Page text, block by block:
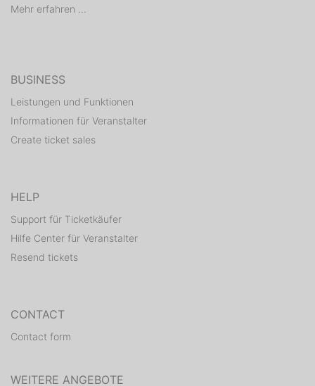
Mehr erfahren ...
BUSINESS
Leistungen und Funktionen
Informationen für Veranstalter
Create ticket sales
HELP
Support für Ticketkäufer
Hilfe Center für Veranstalter
Resend tickets
CONTACT
Contact form
WEITERE ANGEBOTE